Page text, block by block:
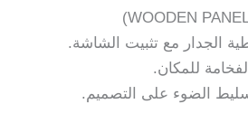
الجدار مع تثبيت الشاشة.
للمكان.